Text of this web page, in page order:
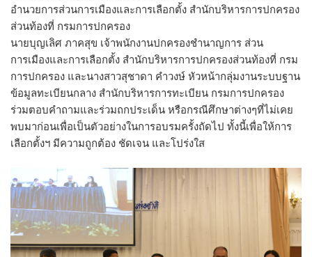
อำนวยการส่วนการเมืองและการเลือกตั้ง สำนักบริหารการปกครอง
ส่วนท้องที่ กรมการปกครอง
นายบุญเลิศ ภาคสุข เจ้าพนักงานปกครองชำนาญการ ส่วน
การเมืองและการเลือกตั้ง สำนักบริหารการปกครองส่วนท้องที่ กรม
การปกครอง และนางสาวสุชาดา คำวงษ์ หัวหน้ากลุ่มงานระบบฐาน
ข้อมูลทะเบียนกลาง สำนักบริหารการทะเบียน กรมการปกครอง
ร่วมตอบคำถามและร่วมถกประเด็น หรือกรณีศึกษาต่างๆที่ไม่เคย
พบมาก่อนเพื่อเป็นตัวอย่างในการอบรมครั้งถัดไป ทั้งนี้เพื่อให้การ
เลือกตั้งฯ มีความถูกต้อง ชัดเจน และโปร่งใส